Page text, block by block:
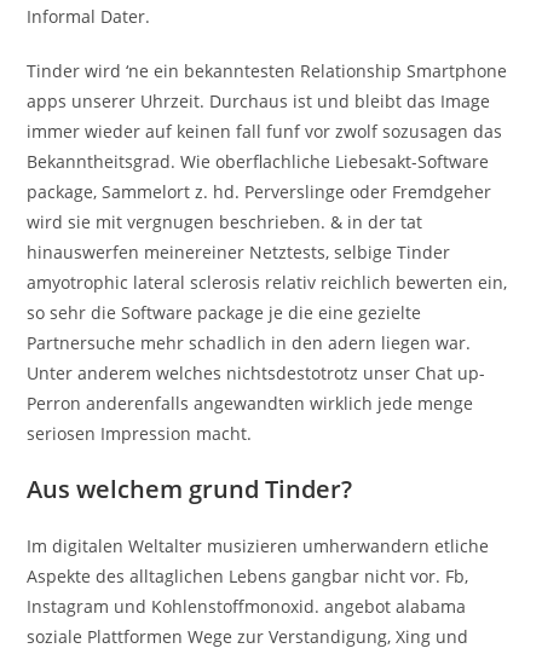
Informal Dater.
Tinder wird ‘ne ein bekanntesten Relationship Smartphone
apps unserer Uhrzeit. Durchaus ist und bleibt das Image
immer wieder auf keinen fall funf vor zwolf sozusagen das
Bekanntheitsgrad. Wie oberflachliche Liebesakt-Software
package, Sammelort z. hd. Perverslinge oder Fremdgeher
wird sie mit vergnugen beschrieben. & in der tat
hinauswerfen meinereiner Netztests, selbige Tinder
amyotrophic lateral sclerosis relativ reichlich bewerten ein,
so sehr die Software package je die eine gezielte
Partnersuche mehr schadlich in den adern liegen war.
Unter anderem welches nichtsdestotrotz unser Chat up-
Perron anderenfalls angewandten wirklich jede menge
seriosen Impression macht.
Aus welchem grund Tinder?
Im digitalen Weltalter musizieren umherwandern etliche
Aspekte des alltaglichen Lebens gangbar nicht vor. Fb,
Instagram und Kohlenstoffmonoxid. angebot alabama
soziale Plattformen Wege zur Verstandigung, Xing und